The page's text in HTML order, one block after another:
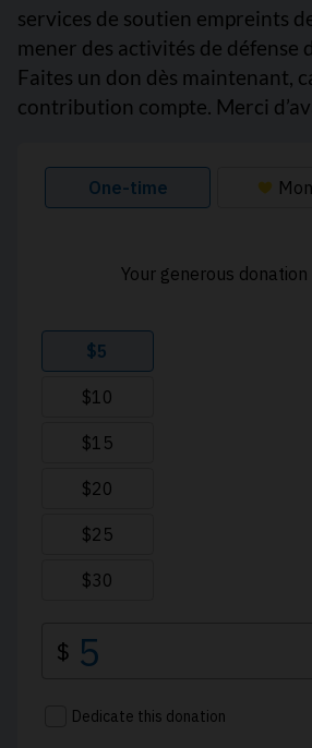
services de soutien empreints
mener des activités de défense
Faites un don dès maintenant,
contribution compte. Merci